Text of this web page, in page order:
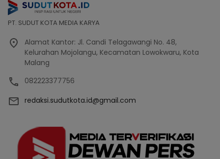
PT. SUDUT KOTA MEDIA KARYA
Alamat Kantor: Jl. Candi Telagawangi No. 48,
Kelurahan Mojolangu, Kecamatan Lowokwaru, Kota
Malang
082223377756
redaksi.sudutkota.id@gmail.com